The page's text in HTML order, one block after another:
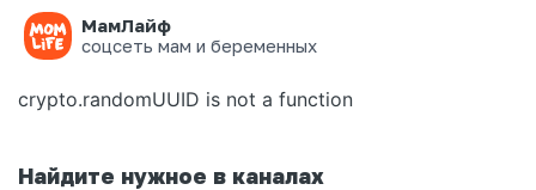
МамЛайф
соцсеть мам и беременных
Ошибка на странице
crypto.randomUUID is not a function
Найдите нужное в каналах